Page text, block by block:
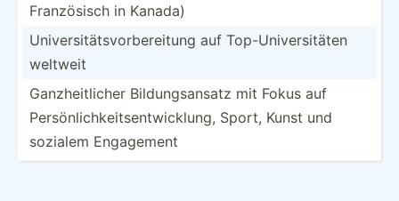
Franzö­sisch in Kanada)
Univer­sit­äts­vor­ber­eitung auf Top-Un­ive­rsi­täten
weltweit
Ganzhe­itl­icher Bildun­gsa­nsatz mit Fokus auf
Persön­lic­hke­its­ent­wic­klung, Sport, Kunst und
sozialem Engagement